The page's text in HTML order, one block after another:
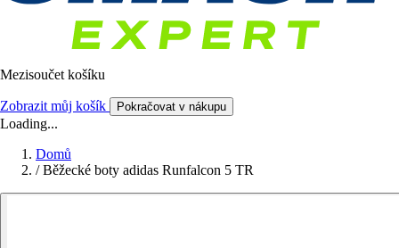
Mezisoučet košíku
Zobrazit můj košík Pokračovat v nákupu
Loading...
Domů
/ Běžecké boty adidas Runfalcon 5 TR